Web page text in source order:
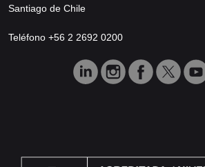
Santiago de Chile
Teléfono +56 2 2692 0200